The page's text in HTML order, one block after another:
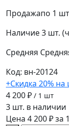
Продажапо 1
Наличие3 шт.
Средняя
Код: вн-20124
+Скидка 20%
4 200 ₽ / 1 шт
3 шт. в наличии
Цена 4 200 ₽ за